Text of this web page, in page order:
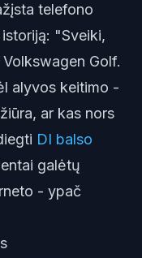
telefono
"Sveiki,
Golf.
alyvos keitimo -
ar kas nors
DI balso
galėtų
- ypač